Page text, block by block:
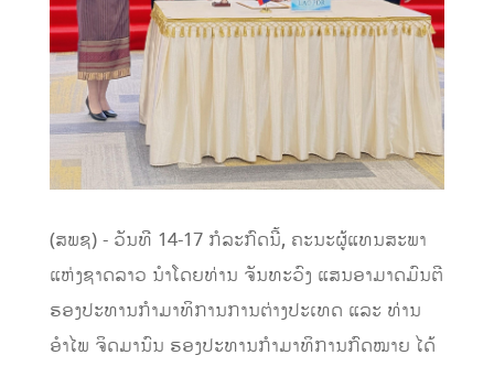
(ສພຊ) -​ ວັນທີ 14-17 ກໍລະກົດນີ້, ຄະນະຜູ້ແທນສະພາ
ແຫ່ງຊາດລາວ ນໍາໂດຍທ່ານ ຈັນທະວົງ ແສນອາມາດມົນຕີ
ຮອງປະທານກໍາມາທິການການຕ່າງປະເທດ ແລະ ທ່ານ
ອໍາໄພ ຈິດມານົນ ຮອງປະທານກໍາມາທິການກົດໝາຍ ໄດ້